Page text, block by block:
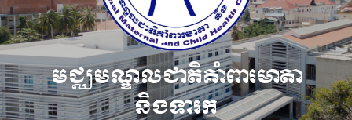
មជ្ឈមណ្ឌលជាតិគាំពារមាតា
និងទារក